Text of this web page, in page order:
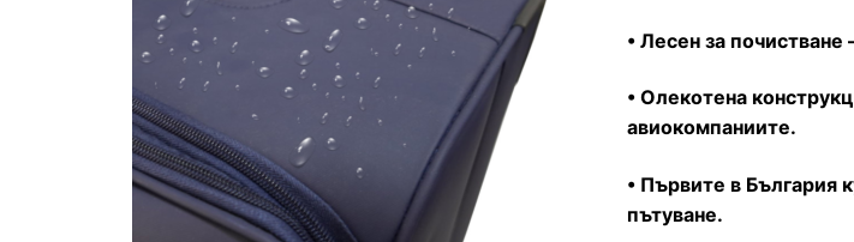
• Лесен за
• Олекотена
авиокомпаниите.
• Първите в България
пътуване.